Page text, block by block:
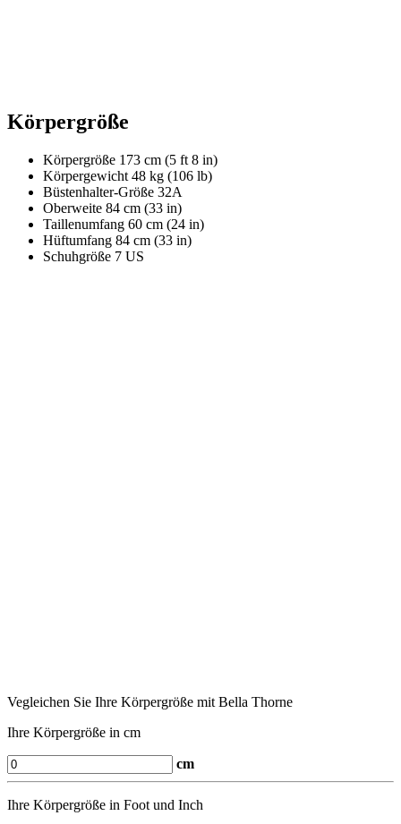
Körpergröße
Körpergröße 173 cm (5 ft 8 in)
Körpergewicht 48 kg (106 lb)
Büstenhalter-Größe 32A
Oberweite 84 cm (33 in)
Taillenumfang 60 cm (24 in)
Hüftumfang 84 cm (33 in)
Schuhgröße 7 US
Vegleichen Sie Ihre Körpergröße mit Bella Thorne
Ihre Körpergröße in cm
cm
Ihre Körpergröße in Foot und Inch